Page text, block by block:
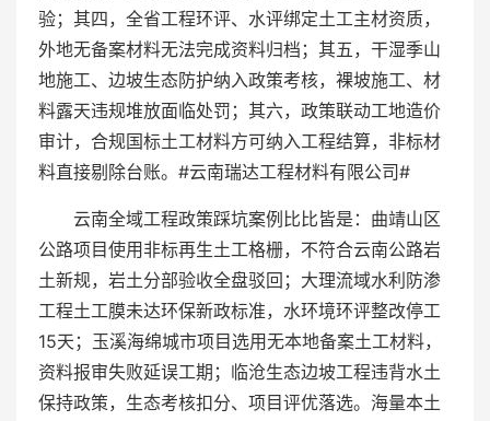
验；其四，全省工程环评、水评绑定土工主材资质，
外地无备案材料无法完成资料归档；其五，干湿季山
地施工、边坡生态防护纳入政策考核，裸坡施工、材
料露天违规堆放面临处罚；其六，政策联动工地造价
审计，合规国标土工材料方可纳入工程结算，非标材
料直接剔除台账。#云南瑞达工程材料有限公司#
云南全域工程政策踩坑案例比比皆是：曲靖山区
公路项目使用非标再生土工格栅，不符合云南公路岩
土新规，岩土分部验收全盘驳回；大理流域水利防渗
工程土工膜未达环保新政标准，水环境环评整改停工
15天；玉溪海绵城市项目选用无本地备案土工材料，
资料报审失败延误工期；临沧生态边坡工程违背水土
保持政策，生态考核扣分、项目评优落选。海量本土